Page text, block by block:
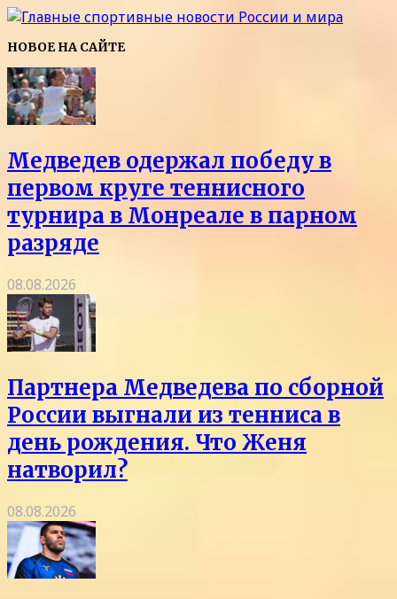
НОВОЕ НА САЙТЕ
Медведев одержал победу в
первом круге теннисного
турнира в Монреале в парном
разряде
08.08.2026
Партнера Медведева по сборной
России выгнали из тенниса в
день рождения. Что Женя
натворил?
08.08.2026